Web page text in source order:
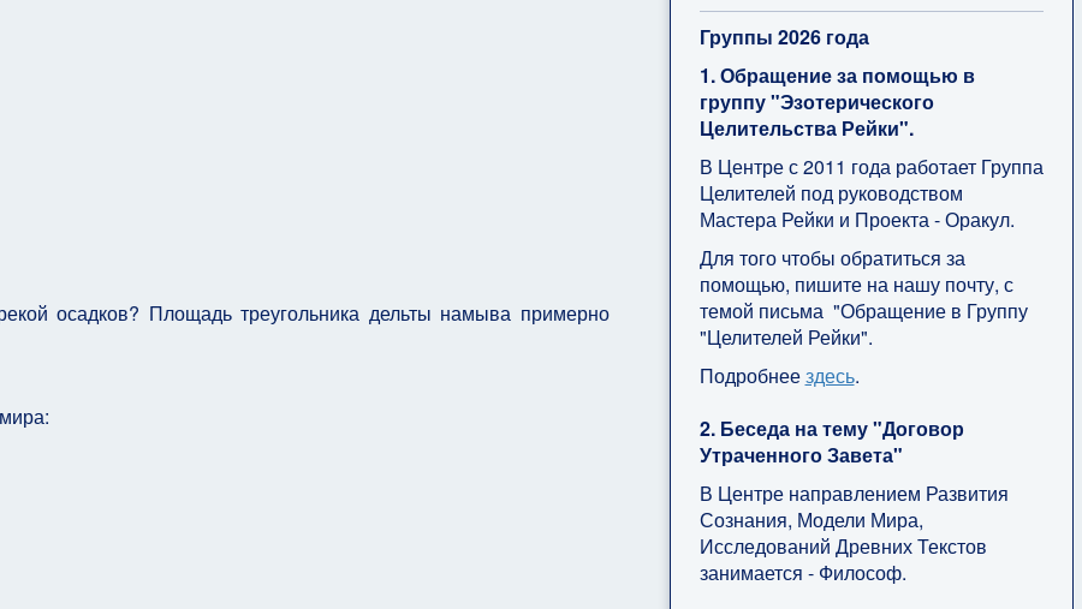
осадков? Площадь треугольника дельты намыва примерно
Группы 2026 года
1. Обращение за помощью в
группу "Эзотерического
Целительства Рейки".
В Центре с 2011 года работает Группа
Целителей под руководством
Мастера Рейки и Проекта - Оракул.
Для того чтобы обратиться за
помощью, пишите на нашу почту, с
темой письма "Обращение в Группу
"Целителей Рейки".
Подробнеездесь.
2. Беседа на тему "Договор
Утраченного Завета"
В Центре направлением Развития
Сознания, Модели Мира,
Исследований Древних Текстов
занимается - Философ.